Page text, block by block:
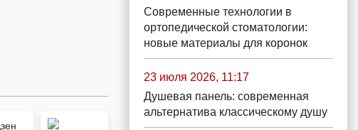
Современные технологии в
ортопедической стоматологии:
новые материалы для коронок
23 июля 2026, 11:17
Душевая панель: современная
альтернатива классическому душу